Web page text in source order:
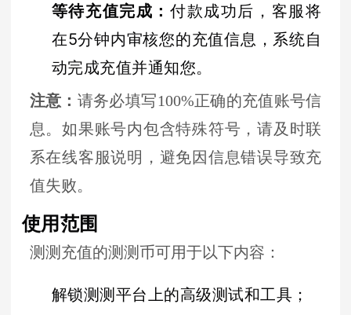
等待充值完成 ： 付款成功后，客服将
在5分钟内审核您的充值信息，系统自
动完成充值并通知您。
注意 ： 请务必填写100%正确的充值账号信
息。如果账号内包含特殊符号，请及时联
系在线客服说明，避免因信息错误导致充
值失败。
使用范围
测测充值的测测币可用于以下内容：
解锁测测平台上的高级测试和工具；